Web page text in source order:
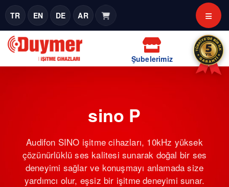
TR EN DE AR
Şubelerimiz
sino P
Audifon SINO işitme cihazları, 10kHz yüksek
çözünürlüklü ses kalitesi sunarak doğal bir ses
deneyimi sağlar ve konuşmayı anlamada size
yardımcı olur, eşsiz bir işitme deneyimi sunar.